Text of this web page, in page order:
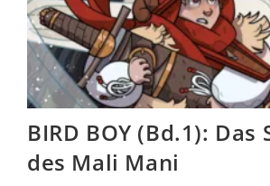
BIRD BOY (Bd.1): Das
des Mali Mani